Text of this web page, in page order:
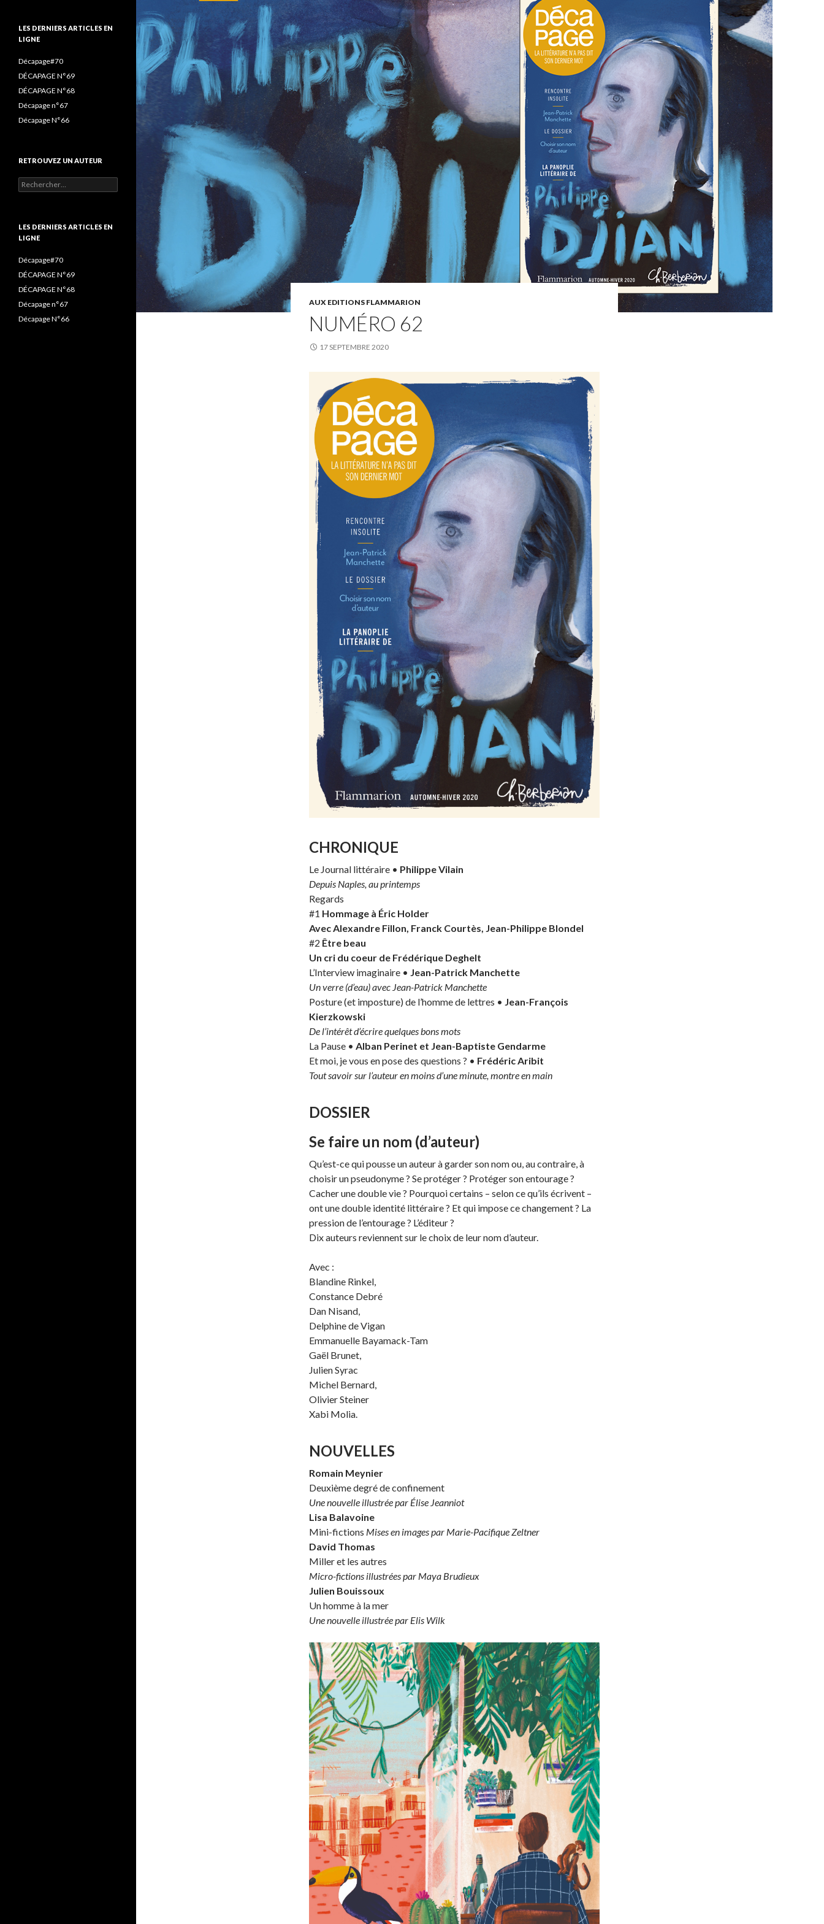
AUX EDITIONS FLAMMARION
NUMÉRO 62
17 SEPTEMBRE 2020
CHRONIQUE
Le Journal littéraire • Philippe Vilain
Depuis Naples, au printemps
Regards
#1 Hommage à Éric Holder
Avec Alexandre Fillon, Franck Courtès, Jean-Philippe Blondel
#2 Être beau
Un cri du coeur de Frédérique Deghelt
L’Interview imaginaire • Jean-Patrick Manchette
Un verre (d’eau) avec Jean-Patrick Manchette
Posture (et imposture) de l’homme de lettres • Jean-François
Kierzkowski
De l’intérêt d’écrire quelques bons mots
La Pause • Alban Perinet et Jean-Baptiste Gendarme
Et moi, je vous en pose des questions ? • Frédéric Aribit
Tout savoir sur l’auteur en moins d’une minute, montre en main
DOSSIER
Se faire un nom (d’auteur)
Qu’est-ce qui pousse un auteur à garder son nom ou, au contraire, à
choisir un pseudonyme ? Se protéger ? Protéger son entourage ?
Cacher une double vie ? Pourquoi certains – selon ce qu’ils écrivent –
ont une double identité littéraire ? Et qui impose ce changement ? La
pression de l’entourage ? L’éditeur ?
Dix auteurs reviennent sur le choix de leur nom d’auteur.
Avec :
Blandine Rinkel,
Constance Debré
Dan Nisand,
Delphine de Vigan
Emmanuelle Bayamack-Tam
Gaël Brunet,
Julien Syrac
Michel Bernard,
Olivier Steiner
Xabi Molia.
NOUVELLES
Romain Meynier
Deuxième degré de confinement
Une nouvelle illustrée par Élise Jeanniot
Lisa Balavoine
Mini-fictions Mises en images par Marie-Pacifique Zeltner
David Thomas
Miller et les autres
Micro-fictions illustrées par Maya Brudieux
Julien Bouissoux
Un homme à la mer
Une nouvelle illustrée par Elis Wilk
k
a
:LES DERNIERS ARTICLES EN
LIGNE
Décapage#70
DÉCAPAGE N°69
DÉCAPAGE N°68
Décapage n°67
Décapage N°66
RETROUVEZ UN AUTEUR
Rechercher :
LES DERNIERS ARTICLES EN
LIGNE
Décapage#70
DÉCAPAGE N°69
DÉCAPAGE N°68
Décapage n°67
Décapage N°66